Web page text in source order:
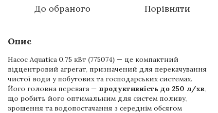
До обраного Порівняти
Опис
Насос Aquatica 0.75 кВт (775074) — це компактний
відцентровий агрегат, призначений для перекачування
чистої води у побутових та господарських системах.
Його головна перевага — продуктивність до 250 л/хв,
що робить його оптимальним для систем поливу,
зрошення та водопостачання з середнім обсягом